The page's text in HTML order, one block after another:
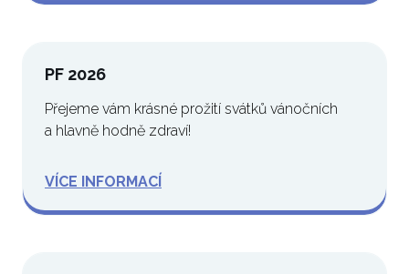
PF 2026
Přejeme vám krásné prožití svátků vánočních
a hlavně hodně zdraví!
VÍCE INFORMACÍ